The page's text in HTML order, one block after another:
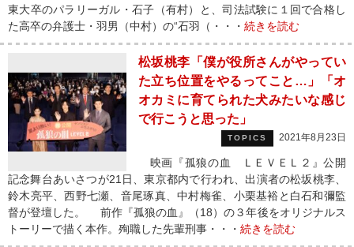
東大卒のパラリーガル・石子（有村）と、司法試験に１回で合格し
た高卒の弁護士・羽男（中村）の“石羽（・・・ 続きを読む
松坂桃李「僕が役所さんがやってい
た立ち位置をやるってこと…」「オ
オカミに育てられた犬みたいな感じ
で行こうと思った」
TOPICS 2021年8月23日
映画『孤狼の血 ＬＥＶＥＬ２』公開
記念舞台あいさつが21日、東京都内で行われ、出演者の松坂桃李、
鈴木亮平、西野七瀬、音尾琢真、中村梅雀、小栗基裕と白石和彌監
督が登壇した。 前作『孤狼の血』（18）の３年後をオリジナルス
トーリーで描く本作。殉職した先輩刑事・・・ 続きを読む